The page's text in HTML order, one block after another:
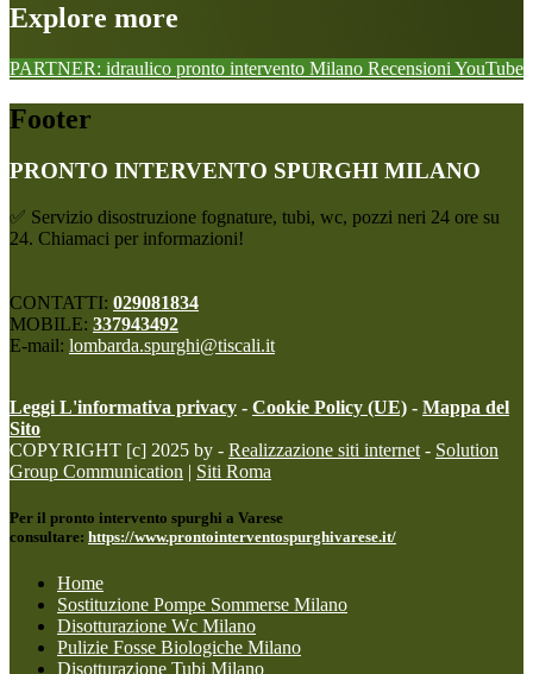
Explore more
PARTNER: idraulico pronto intervento Milano Recensioni YouTube
Footer
PRONTO INTERVENTO SPURGHI MILANO
✅ Servizio disostruzione fognature, tubi, wc, pozzi neri 24 ore su
24. Chiamaci per informazioni!
CONTATTI: 029081834
MOBILE: 337943492
E-mail: lombarda.spurghi@tiscali.it
Leggi L'informativa privacy - Cookie Policy (UE) - Mappa del
Sito
COPYRIGHT [c] 2025 by - Realizzazione siti internet - Solution
Group Communication | Siti Roma
Per il pronto intervento spurghi a Varese
consultare: https://www.prontointerventospurghivarese.it/
Home
Sostituzione Pompe Sommerse Milano
Disotturazione Wc Milano
Pulizie Fosse Biologiche Milano
Disotturazione Tubi Milano